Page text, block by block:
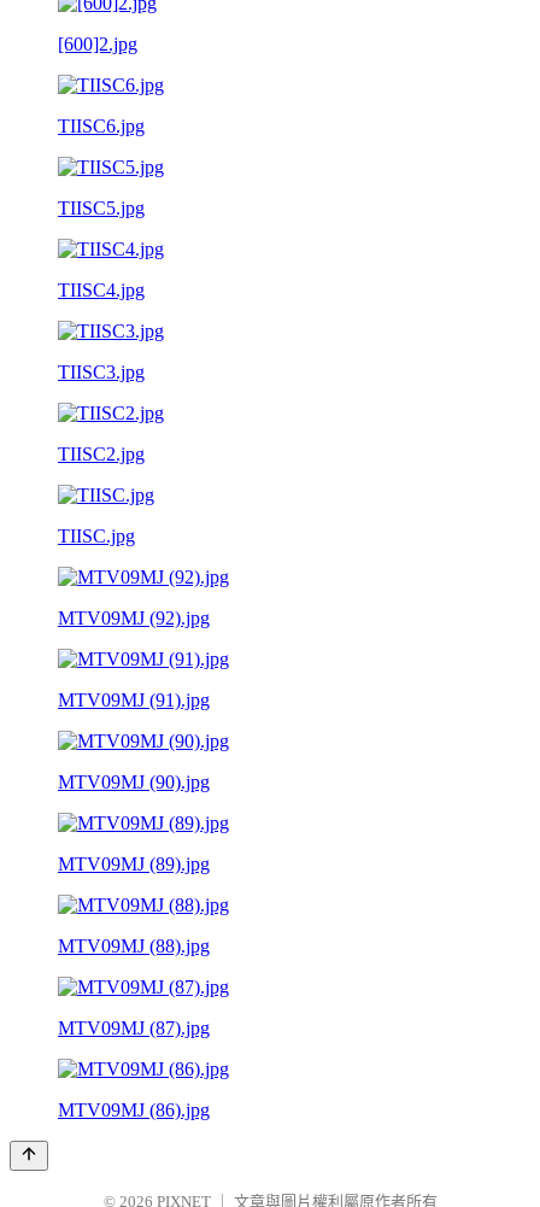
[600]2.jpg
TIISC6.jpg
TIISC5.jpg
TIISC4.jpg
TIISC3.jpg
TIISC2.jpg
TIISC.jpg
MTV09MJ (92).jpg
MTV09MJ (91).jpg
MTV09MJ (90).jpg
MTV09MJ (89).jpg
MTV09MJ (88).jpg
MTV09MJ (87).jpg
MTV09MJ (86).jpg
© 2026 PIXNET 文章與圖片權利屬原作者所有